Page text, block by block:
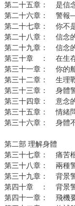
第二十五章： 是信
第二十六章： 警報
第二十七章： 你不
第二十八章： 信念
第二十九章： 信念
第三十章 ： 在生存
第三十一章： 你的
第三十二章： 生理
第三十三章： 身體
第三十四章： 意念
第三十五章： 情緒
第三十六章： 身體
第二部 理解身體
第三十七章： 痛苦
第三十八章： 兩種
第三十九章： 背景
第四十章 ： 背景警
第四十一章： 飛機